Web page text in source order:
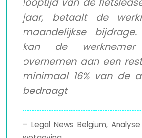
looptijd van de
jaar, betaalt de
maandelijkse
kan de
overnemen aan een
minimaal 16% van de
bedraagt
– Legal News Belgium,